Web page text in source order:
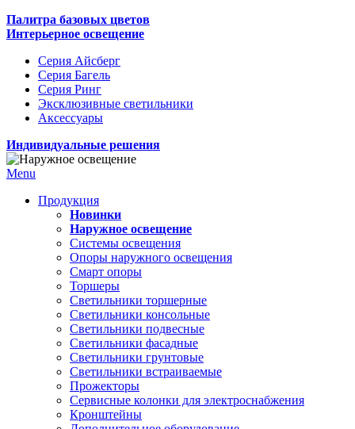
Палитра базовых цветов
Интерьерное освещение
Серия Айсберг
Серия Багель
Серия Ринг
Эксклюзивные светильники
Аксессуары
Индивидуальные решения
Menu
Продукция
Новинки
Наружное освещение
Системы освещения
Опоры наружного освещения
Смарт опоры
Торшеры
Светильники торшерные
Светильники консольные
Светильники подвесные
Светильники фасадные
Светильники грунтовые
Светильники встраиваемые
Прожекторы
Сервисные колонки для электроснабжения
Кронштейны